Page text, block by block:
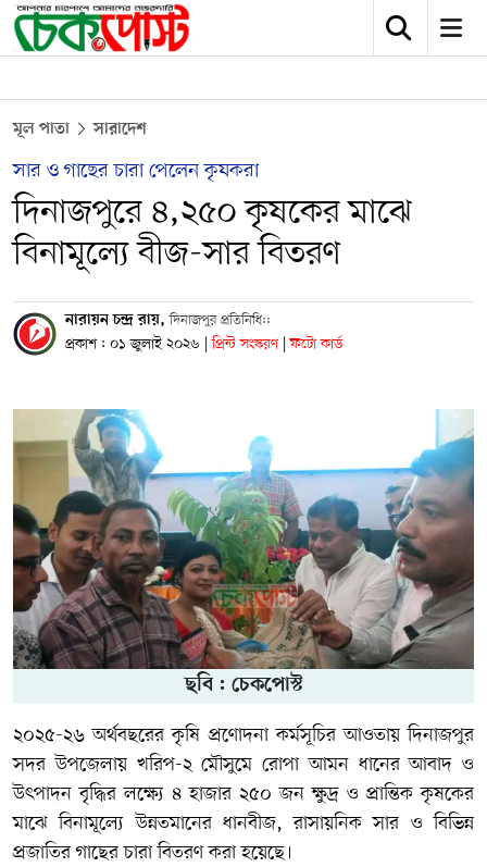
মূল পাতা সারাদেশ
সার ও গাছের চারা পেলেন কৃষকরা
দিনাজপুরে ৪,২৫০ কৃষকের মাঝে
বিনামূল্যে বীজ-সার বিতরণ
নারায়ন চন্দ্র রায়,দিনাজপুর প্রতিনিধি::
প্রকাশ : ০১ জুলাই ২০২৬ | প্রিন্ট সংস্করণ | ফটো কার্ড
ছবি : চেকপোস্ট
২০২৫-২৬ অর্থবছরের কৃষি প্রণোদনা কর্মসূচির আওতায় দিনাজপুর
সদর উপজেলায় খরিপ-২ মৌসুমে রোপা আমন ধানের আবাদ ও
উৎপাদন বৃদ্ধির লক্ষ্যে ৪ হাজার ২৫০ জন ক্ষুদ্র ও প্রান্তিক কৃষকের
মাঝে বিনামূল্যে উন্নতমানের ধানবীজ, রাসায়নিক সার ও বিভিন্ন
প্রজাতির গাছের চারা বিতরণ করা হয়েছে।